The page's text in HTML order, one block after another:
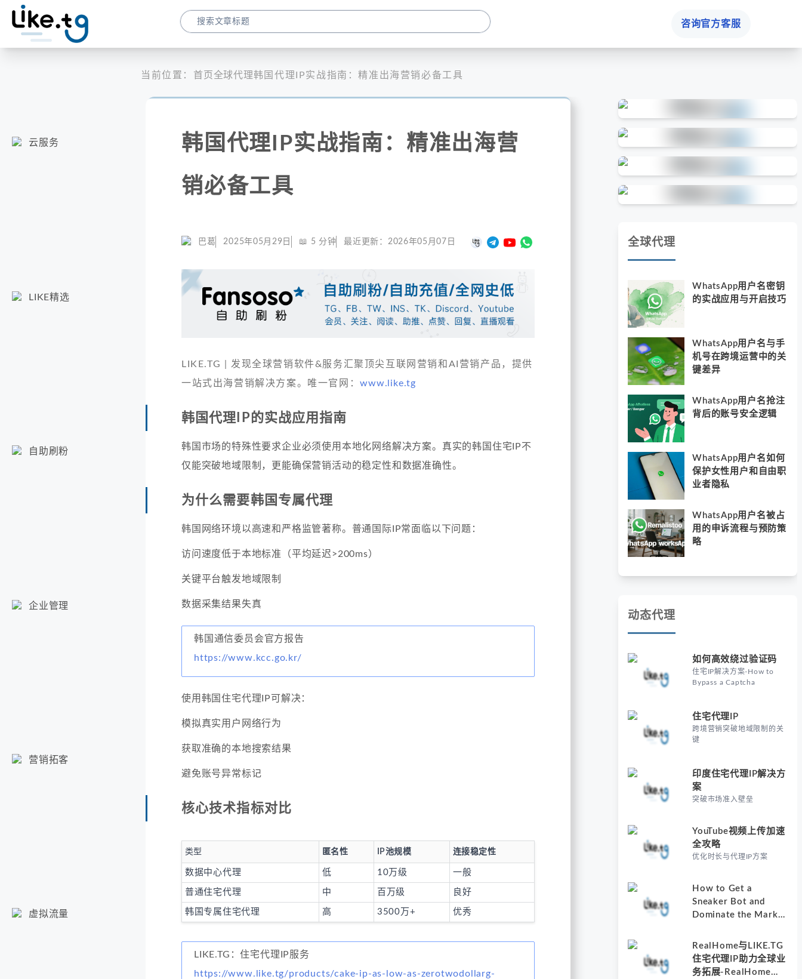
咨询官方客服
云服务
LIKE精选
自助刷粉
企业管理
营销拓客
虚拟流量
当前位置： 首页全球代理韩国代理IP实战指南：精准出海营销必备工具
韩国代理IP实战指南：精准出海营
销必备工具
巴葛 2025年05月29日 📖 5 分钟 最近更新： 2026年05月07日
LIKE.TG | 发现全球营销软件&服务汇聚顶尖互联网营销和AI营销产品，提供
一站式出海营销解决方案。唯一官网：www.like.tg
韩国代理IP的实战应用指南
韩国市场的特殊性要求企业必须使用本地化网络解决方案。真实的韩国住宅IP不
仅能突破地域限制，更能确保营销活动的稳定性和数据准确性。
为什么需要韩国专属代理
韩国网络环境以高速和严格监管著称。普通国际IP常面临以下问题：
访问速度低于本地标准（平均延迟>200ms）
关键平台触发地域限制
数据采集结果失真
韩国通信委员会官方报告
https://www.kcc.go.kr/
使用韩国住宅代理IP可解决：
模拟真实用户网络行为
获取准确的本地搜索结果
避免账号异常标记
核心技术指标对比
类型 匿名性 IP池规模 连接稳定性
数据中心代理 低 10万级 一般
普通住宅代理 中 百万级 良好
韩国专属住宅代理 高 3500万+ 优秀
LIKE.TG：住宅代理IP服务
https://www.like.tg/products/cake-ip-as-low-as-zerotwodollarg-
全球代理
WhatsApp用户名密钥
的实战应用与开启技巧
WhatsApp用户名与手
机号在跨境运营中的关
键差异
WhatsApp用户名抢注
背后的账号安全逻辑
WhatsApp用户名如何
保护女性用户和自由职
业者隐私
WhatsApp用户名被占
用的申诉流程与预防策
略
动态代理
如何高效绕过验证码
住宅IP解决方案-How to
Bypass a Captcha
住宅代理IP
跨境营销突破地域限制的关
键
印度住宅代理IP解决方
案
突破市场准入壁垒
YouTube视频上传加速
全攻略
优化时长与代理IP方案
How to Get a
Sneaker Bot and
Dominate the Market
Proxies-Why
Understanding How
to Get a Sneaker Bot
RealHome与LIKE.TG
住宅代理IP助力全球业
务拓展-RealHome